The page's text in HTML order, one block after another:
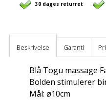
30 dages returret
Beskrivelse Garanti
Blå Togu massage
Bolden stimulerer
Mål: ø10cm